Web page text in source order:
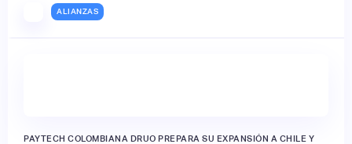
ALIANZAS
PAYTECH COLOMBIANA DRUO PREPARA SU EXPANSIÓN A CHILE Y